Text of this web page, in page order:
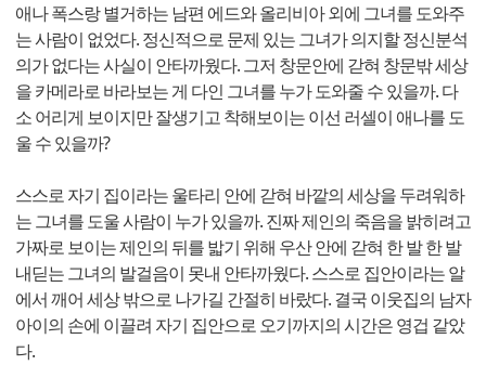
애나 폭스랑 별거하는 남편 에드와 올리비아 외에 그녀를 도와주
는 사람이 없었다. 정신적으로 문제 있는 그녀가 의지할 정신분석
의가 없다는 사실이 안타까웠다. 그저 창문안에 갇혀 창문밖 세상
을 카메라로 바라보는 게 다인 그녀를 누가 도와줄 수 있을까. 다
소 어리게 보이지만 잘생기고 착해보이는 이선 러셀이 애나를 도
울 수 있을까?
스스로 자기 집이라는 울타리 안에 갇혀 바깥의 세상을 두려워하
는 그녀를 도울 사람이 누가 있을까. 진짜 제인의 죽음을 밝히려고
가짜로 보이는 제인의 뒤를 밟기 위해 우산 안에 갇혀 한 발 한 발
내딛는 그녀의 발걸음이 못내 안타까웠다. 스스로 집안이라는 알
에서 깨어 세상 밖으로 나가길 간절히 바랐다. 결국 이웃집의 남자
아이의 손에 이끌려 자기 집안으로 오기까지의 시간은 영겁 같았
다.